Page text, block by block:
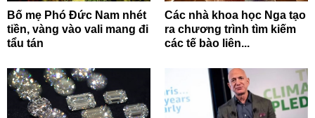
Bố mẹ Phó Đức Nam nhét
tiền, vàng vào vali mang đi
tẩu tán
Các nhà khoa học Nga tạo
ra chương trình tìm kiếm
các tế bào liên...